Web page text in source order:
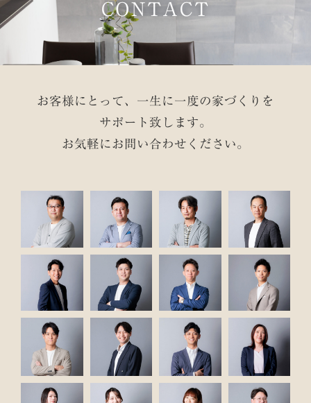
CONTACT
お客様にとって、一生に一度の家づくりを
サポート致します。
お気軽にお問い合わせください。